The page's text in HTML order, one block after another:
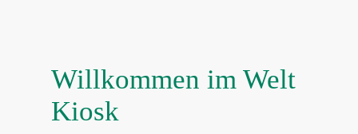
Willkommen im Welt
Kiosk